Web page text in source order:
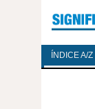
ÍNDICE A/Z